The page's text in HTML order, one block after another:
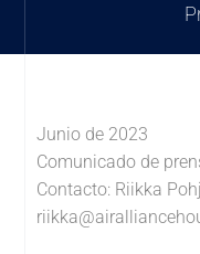
Junio de 2023
Comunicado de
Contacto: Riikka